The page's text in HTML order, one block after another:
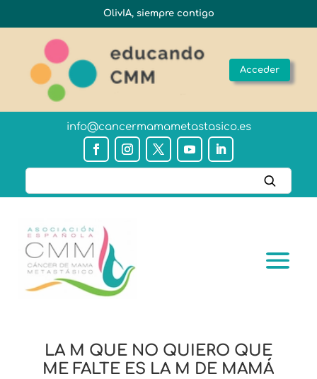
OlivIA, siempre contigo
Acceder
info@cancermamametastasico.es
LA M QUE NO QUIERO QUE
ME FALTE ES LA M DE MAMÁ